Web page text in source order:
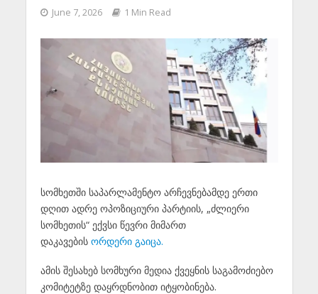
June 7, 2026 1 Min Read
სომხეთში საპარლამენტო არჩევნებამდე ერთი
დღით ადრე ოპოზიციური პარტიის, „ძლიერი
სომხეთის“ ექვსი წევრი მიმართ
დაკავების ორდერი გაიცა.
ამის შესახებ სომხური მედია ქვეყნის საგამოძიებო
კომიტეტზე დაყრდნობით იტყობინება.